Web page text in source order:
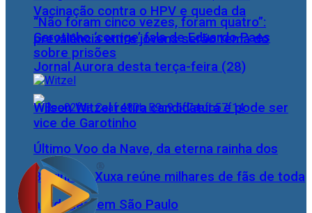
Vacinação contra o HPV e queda da
prevalência entre jovens serão tema do
Jornal Aurora desta terça-feira (28)
Último Voo da Nave, da eterna rainha dos
Baixinhos, Xuxa reúne milhares de fãs de toda
as idades, em São Paulo
“Não foram cinco vezes, foram quatro”:
Garotinho ‘corrige’ fala de Eduardo Paes
sobre prisões
Wilson Witzel retira candidatura e pode ser
vice de Garotinho